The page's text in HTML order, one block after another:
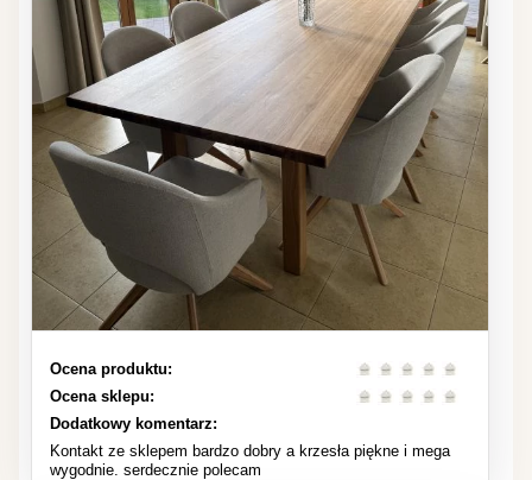
Ocena produktu:
Ocena sklepu:
Dodatkowy komentarz:
Kontakt ze sklepem bardzo dobry a krzesła piękne i mega
wygodnie. serdecznie polecam